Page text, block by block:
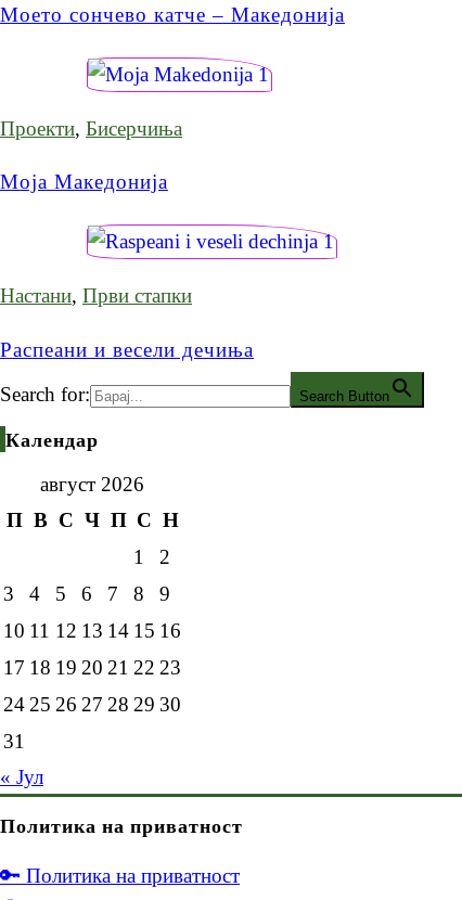
Моето сончево катче – Македонија
Проекти, Бисерчиња
Моја Македонија
Настани, Први стапки
Распеани и весели дечиња
Search for:
Search Button
Календар
август 2026
П В С Ч П С Н
1
2
3
4 5 6 7 8
9
10 11 12 13 14 15 16
17 18 19 20 21 22 23
24 25 26 27 28 29 30
31
« Јул
Политика на приватност
🔑 Политика на приватност